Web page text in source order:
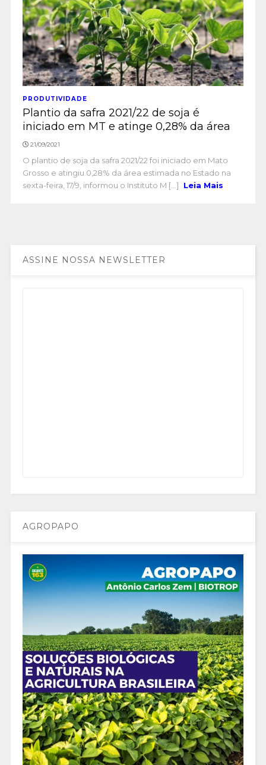
PRODUTIVIDADE
Plantio da safra 2021/22 de soja é
iniciado em MT e atinge 0,28% da área
21/09/2021
O plantio de soja da safra 2021/22 foi iniciado em Mato
Grosso e atingiu 0,28% da área estimada no Estado na
sexta-feira, 17/9, informou o Instituto M [...]
Leia Mais
ASSINE NOSSA NEWSLETTER
AGROPAPO